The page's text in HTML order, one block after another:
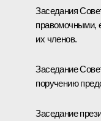
Заседания
правомочными,
их членов.
Заседание
поручению
Заседание